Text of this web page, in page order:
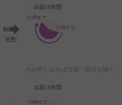
※お申し込みは日曜・祝日を除く